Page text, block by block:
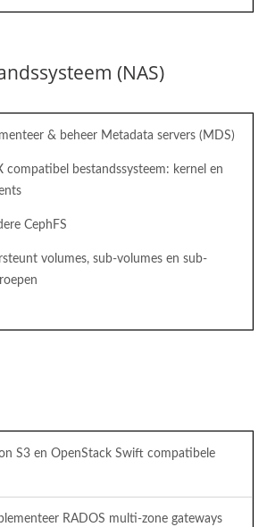
(NAS)
& beheer Metadata servers (MDS)
compatibel bestandssysteem: kernel en
CephFS
volumes, sub-volumes en sub-
S3 en OpenStack Swift compatibele
RADOS multi-zone gateways